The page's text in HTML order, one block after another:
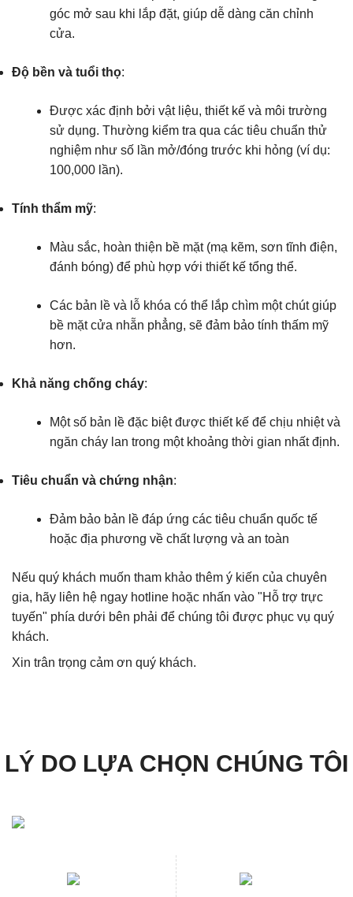
góc mở sau khi lắp đặt, giúp dễ dàng căn chỉnh
cửa.
Độ bền và tuổi thọ:
Được xác định bởi vật liệu, thiết kế và môi trường
sử dụng. Thường kiểm tra qua các tiêu chuẩn thử
nghiệm như số lần mở/đóng trước khi hỏng (ví dụ:
100,000 lần).
Tính thẩm mỹ:
Màu sắc, hoàn thiện bề mặt (mạ kẽm, sơn tĩnh điện,
đánh bóng) để phù hợp với thiết kế tổng thể.
Các bản lề và lỗ khóa có thể lắp chìm một chút giúp
bề mặt cửa nhẵn phẳng, sẽ đảm bảo tính thấm mỹ
hơn.
Khả năng chống cháy:
Một số bản lề đặc biệt được thiết kế để chịu nhiệt và
ngăn cháy lan trong một khoảng thời gian nhất định.
Tiêu chuẩn và chứng nhận:
Đảm bảo bản lề đáp ứng các tiêu chuẩn quốc tế
hoặc địa phương về chất lượng và an toàn
Nếu quý khách muốn tham khảo thêm ý kiến của chuyên
gia, hãy liên hệ ngay hotline hoặc nhấn vào "Hỗ trợ trực
tuyến" phía dưới bên phải để chúng tôi được phục vụ quý
khách.
Xin trân trọng cảm ơn quý khách.
LÝ DO LỰA CHỌN CHÚNG TÔI